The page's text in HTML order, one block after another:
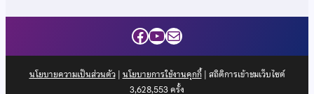
Facebook
YouTube
Mail
นโยบายความเป็นส่วนตัว| นโยบายการใช้งานคุกกี้| สถิติการเข้าชมเว็บไซต์
3,628,553ครั้ง